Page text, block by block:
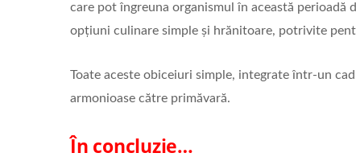
care pot îngreuna organismul în această perioadă
opțiuni culinare simple și hrănitoare, potrivite
Toate aceste obiceiuri simple, integrate într-un
armonioase către primăvară.
În concluzie…